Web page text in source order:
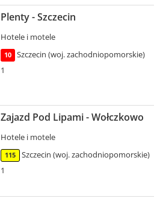
Plenty - Szczecin
Hotele i motele
10
Szczecin (woj. zachodniopomorskie)
1
Zajazd Pod Lipami - Wołczkowo
Hotele i motele
115
Szczecin (woj. zachodniopomorskie)
1